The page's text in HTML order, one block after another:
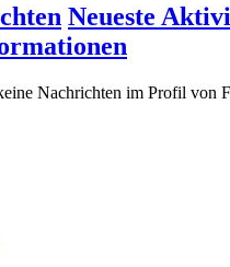
Neueste
Nachrichten im Profil von